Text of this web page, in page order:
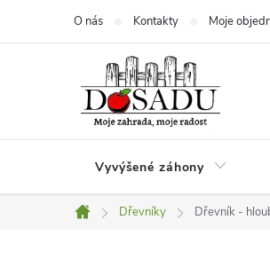
O nás Kontakty Moje
Vyvýšené záhony
Domů
Dřevníky Dřevník -